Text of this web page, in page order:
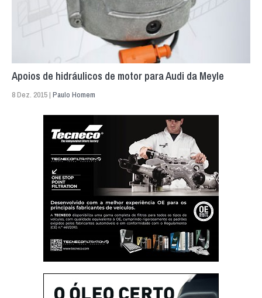
Apoios de hidráulicos de motor para Audi da Meyle
8 Dez. 2015 | Paulo Homem